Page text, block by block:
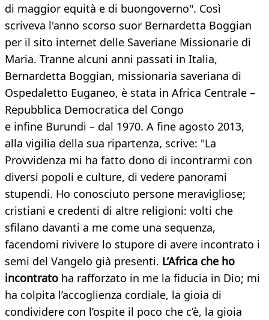
di maggior equità e di buongoverno". Così
scriveva l'anno scorso suor Bernardetta Boggian
per il sito internet delle Saveriane Missionarie di
Maria. Tranne alcuni anni passati in Italia,
Bernardetta Boggian, missionaria saveriana di
Ospedaletto Euganeo, è stata in Africa Centrale –
Repubblica Democratica del Congo
e infine Burundi – dal 1970. A fine agosto 2013,
alla vigilia della sua ripartenza, scrive: "La
Provvidenza mi ha fatto dono di incontrarmi con
diversi popoli e culture, di vedere panorami
stupendi. Ho conosciuto persone meravigliose;
cristiani e credenti di altre religioni: volti che
sfilano davanti a me come una sequenza,
facendomi rivivere lo stupore di avere incontrato i
semi del Vangelo già presenti. L’Africa che ho
incontrato ha rafforzato in me la fiducia in Dio; mi
ha colpita l’accoglienza cordiale, la gioia di
condividere con l’ospite il poco che c’è, la gioia